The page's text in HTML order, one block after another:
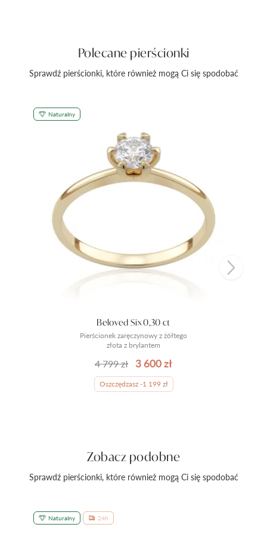
Polecane pierścionki
Sprawdź pierścionki, które również mogą Ci się spodobać
Naturalny
Pierścionek zaręczynowy z żółtego
złota z brylantem
Beloved Six 0,30 ct
4 799 zł 3 600 zł
Oszczędzasz -1 199 zł
Zobacz podobne
Sprawdź pierścionki, które również mogą Ci się spodobać
Naturalny 24h